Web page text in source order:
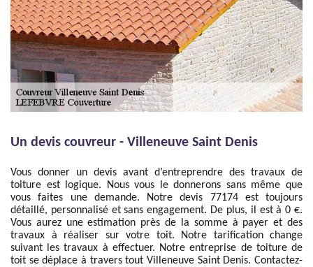
Un devis couvreur - Villeneuve Saint Denis
Vous donner un devis avant d’entreprendre des travaux de
toiture est logique. Nous vous le donnerons sans même que
vous faites une demande. Notre devis 77174 est toujours
détaillé, personnalisé et sans engagement. De plus, il est à 0 €.
Vous aurez une estimation près de la somme à payer et des
travaux à réaliser sur votre toit. Notre tarification change
suivant les travaux à effectuer. Notre entreprise de toiture de
toit se déplace à travers tout Villeneuve Saint Denis. Contactez-